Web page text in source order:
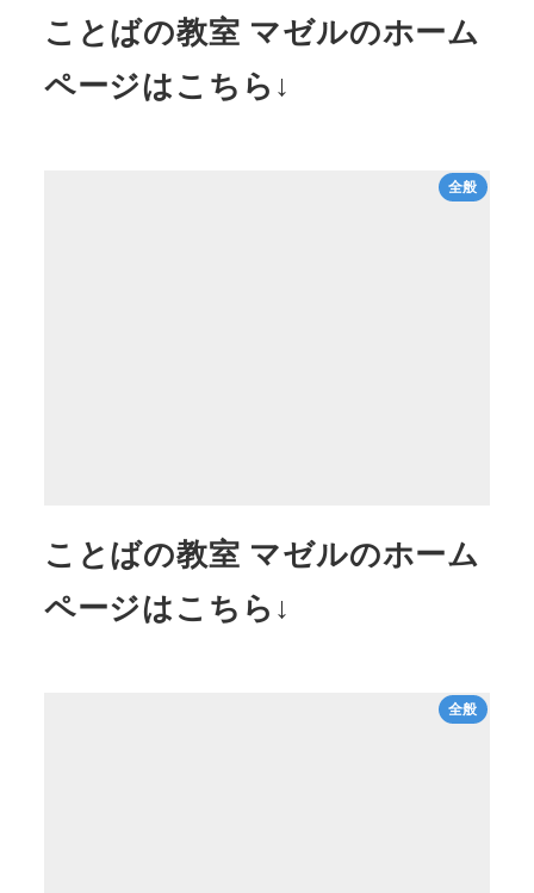
ことばの教室 マゼルのホーム
ページはこちら↓
全般
ことばの教室 マゼルのホーム
ページはこちら↓
全般